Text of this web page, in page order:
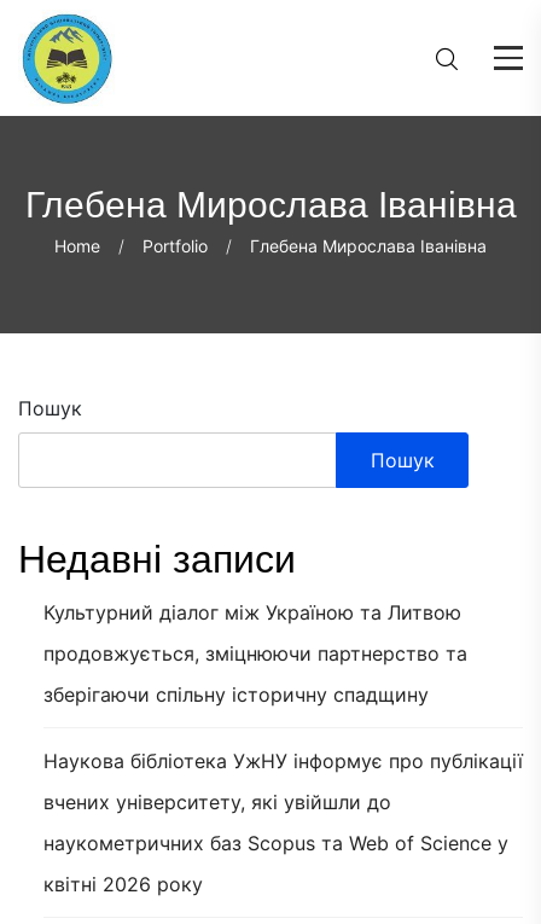
Глебена Мирослава Іванівна
Home Portfolio Глебена Мирослава Іванівна
Пошук
Пошук
Недавні записи
Культурний діалог між Україною та Литвою
продовжується, зміцнюючи партнерство та
зберігаючи спільну історичну спадщину
Наукова бібліотека УжНУ інформує про публікації
вчених університету, які увійшли до
наукометричних баз Scopus та Web of Science у
квітні 2026 року